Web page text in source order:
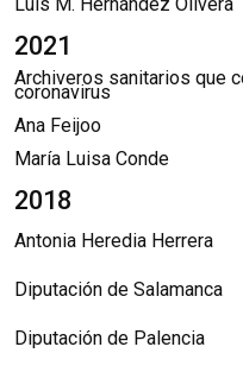
2021
Archiveros sanitarios que
coronavirus
Ana Feijoo
María Luisa Conde
2018
Antonia Heredia Herrera
Diputación de Salamanca
Diputación de Palencia